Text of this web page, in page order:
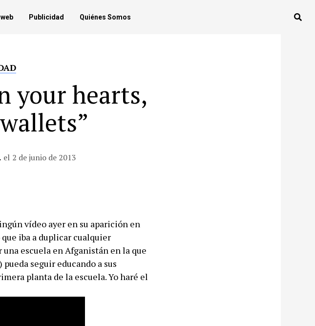
Publicidad Quiénes Somos
your hearts,
el 2 de junio de 2013
vídeo ayer en su aparición en
iba a duplicar cualquier
escuela en Afganistán en la que
seguir educando a sus
planta de la escuela. Yo haré el